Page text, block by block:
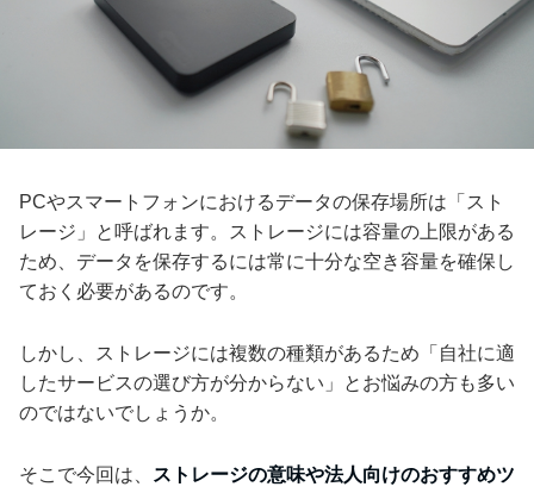
PCやスマートフォンにおけるデータの保存場所は「スト
レージ」と呼ばれます。ストレージには容量の上限がある
ため、データを保存するには常に十分な空き容量を確保し
ておく必要があるのです。
しかし、ストレージには複数の種類があるため「自社に適
したサービスの選び方が分からない」とお悩みの方も多い
のではないでしょうか。
そこで今回は、
ストレージの意味や法人向けのおすすめツ